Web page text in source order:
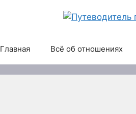
Главная Всё об отношениях